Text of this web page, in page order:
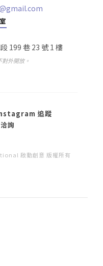
199 巷 23 號 1 樓
外開放。
追蹤
詢
啟動創意 版權所有